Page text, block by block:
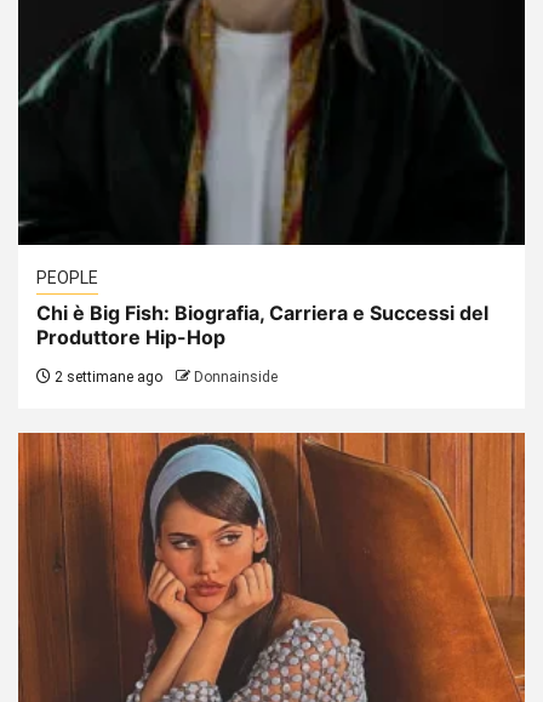
PEOPLE
Chi è Big Fish: Biografia, Carriera e Successi del
Produttore Hip-Hop
2 settimane ago Donnainside